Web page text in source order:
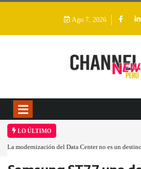
Ago 7, 2026
LO ÚLTIMO
La modernización del Data Center no es un